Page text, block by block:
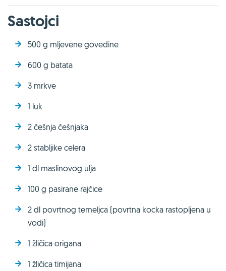
Sastojci
500 g mljevene govedine
600 g batata
3 mrkve
1 luk
2 češnja češnjaka
2 stabljike celera
1 dl maslinovog ulja
100 g pasirane rajčice
2 dl povrtnog temeljca (povrtna kocka rastopljena u
vodi)
1 žličica origana
1 žličica timijana